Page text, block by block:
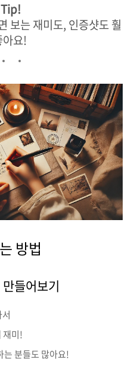
Tip!
보는 재미도, 인증샷도 훨
요!
방법
들어보기
재미!
는 분들도 많아요!